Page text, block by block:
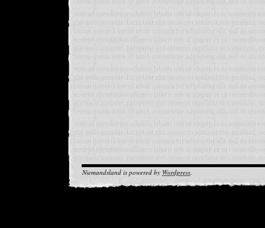
Niemandsland is powered by Wordpress.